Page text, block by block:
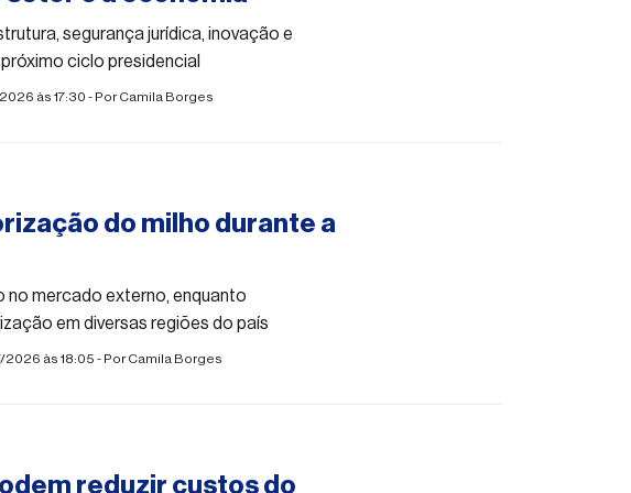
segurança jurídica, inovação e
ciclo presidencial
às 17:30 - PorCamila Borges
do milho durante a
no mercado externo, enquanto
em diversas regiões do país
às 18:05 - PorCamila Borges
reduzir custos do